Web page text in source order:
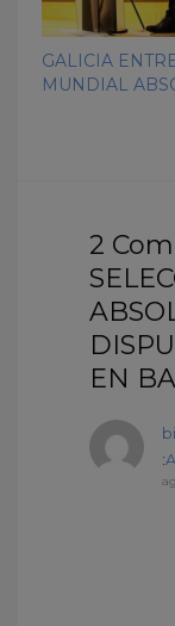
GALICIA
MUNDIAL
2
EN
: